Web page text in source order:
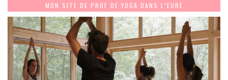
MON SITE DE PROF DE YOGA DANS L’EURE